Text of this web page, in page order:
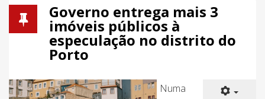
Governo entrega mais 3
imóveis públicos à
especulação no distrito do
Porto
Numa